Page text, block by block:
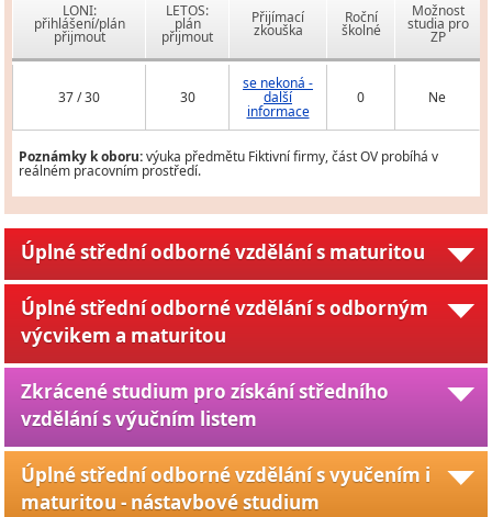
LONI:
přihlášení/plán
přijmout
LETOS:
plán
přijmout
Přijímací
zkouška
Roční
školné
Možnost
studia pro
ZP
37 / 30 30
se nekoná -
další
informace
0 Ne
Poznámky k oboru:výuka předmětu Fiktivní firmy, část OV probíhá v
reálném pracovním prostředí.
Úplné střední odborné vzdělání s maturitou
Úplné střední odborné vzdělání s odborným
výcvikem a maturitou
Zkrácené studium pro získání středního
vzdělání s výučním listem
Úplné střední odborné vzdělání s vyučením i
maturitou - nástavbové studium